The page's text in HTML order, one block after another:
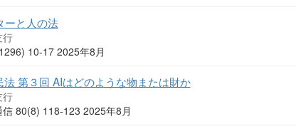
ーと人の法
行
10-17 2025年8月
法 第３回 AIはどのような物または財か
行
信 80(8) 118-123 2025年8月